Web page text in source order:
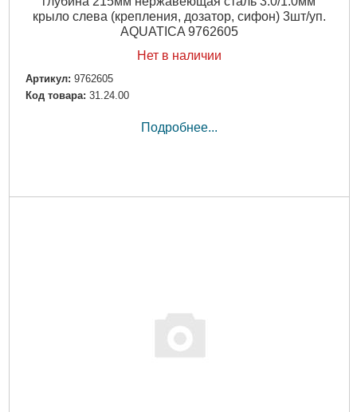
крыло слева (крепления, дозатор, сифон) 3шт/уп.
AQUATICA 9762605
Нет в наличии
Артикул: 9762605
Код товара: 31.24.00
Подробнее...